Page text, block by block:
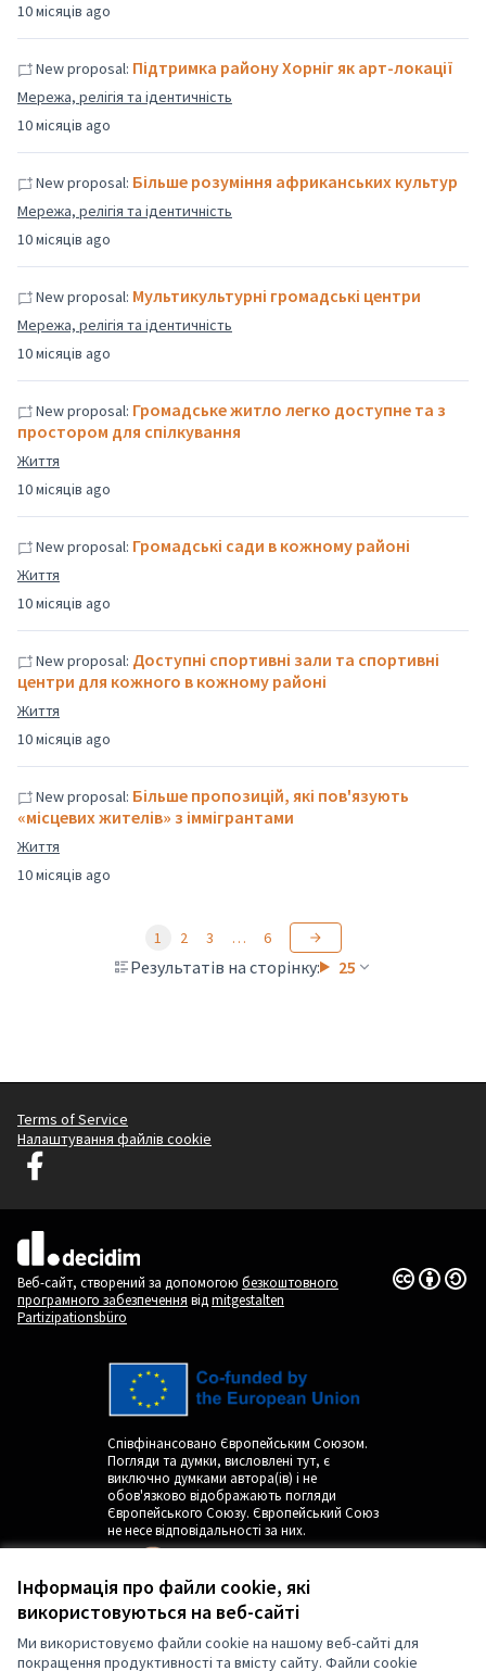
Інформація про файли cookie, які
використовуються на веб-сайті
Ми використовуємо файли cookie на нашому веб-сайті для
покращення продуктивності та вмісту сайту. Файли cookie
10 місяців ago
10 місяців ago
New proposal: Підтримка району Хорніг як арт-локації
Мережа, релігія та ідентичність
10 місяців ago
New proposal: Більше розуміння африканських культур
Мережа, релігія та ідентичність
10 місяців ago
New proposal: Мультикультурні громадські центри
Мережа, релігія та ідентичність
10 місяців ago
New proposal: Громадське житло легко доступне та з
простором для спілкування
Життя
10 місяців ago
New proposal: Громадські сади в кожному районі
Життя
10 місяців ago
New proposal: Доступні спортивні зали та спортивні
центри для кожного в кожному районі
Життя
10 місяців ago
New proposal: Більше пропозицій, які пов'язують
«місцевих жителів» з іммігрантами
Життя
Результатів на сторінку: 25
1 2 3 … 6
Terms of Service
Налаштування файлів cookie
Graz Gemeinsam Gestalten у Facebook
(Зовнішнє посилання)
Веб-сайт, створений за допомогою безкоштовного
програмного забезпечення відmitgestalten
Partizipationsbüro
Ліцензія
(Зовнішнє
Співфінансовано Європейським Союзом.
Погляди та думки, висловлені тут, є
виключно думками автора(ів) і не
обов'язково відображають погляди
Європейського Союзу. Європейський Союз
не несе відповідальності за них.